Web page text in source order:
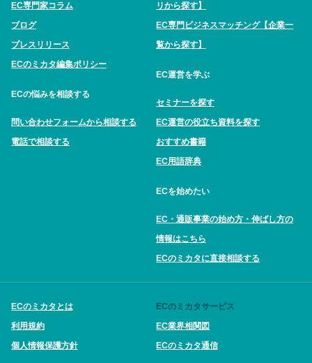
EC専門家コラム
ブログ
プレスリリース
ECのミカタ編集ポリシー
ECの悩みを相談する
問い合わせフォームから相談する
電話で相談する
リから探す】
EC専門ビジネスマッチング【企業一
覧から探す】
EC運営を学ぶ
セミナーを探す
EC運営の役立ち資料を探す
おすすめ書籍
EC用語辞典
ECを始めたい
EC・通販事業の始め方・伸ばし方の
情報はこちら
ECのミカタに直接相談する
ECのミカタとは
利用規約
個人情報保護方針
ECのミカタサービス
EC業界相関図
ECのミカタ通信